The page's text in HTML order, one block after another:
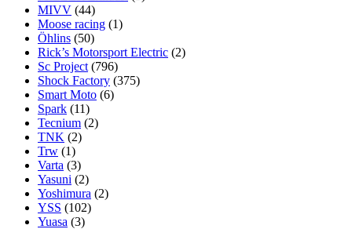
MIVV (44)
Moose racing (1)
Öhlins (50)
Rick’s Motorsport Electric (2)
Sc Project (796)
Shock Factory (375)
Smart Moto (6)
Spark (11)
Tecnium (2)
TNK (2)
Trw (1)
Varta (3)
Yasuni (2)
Yoshimura (2)
YSS (102)
Yuasa (3)